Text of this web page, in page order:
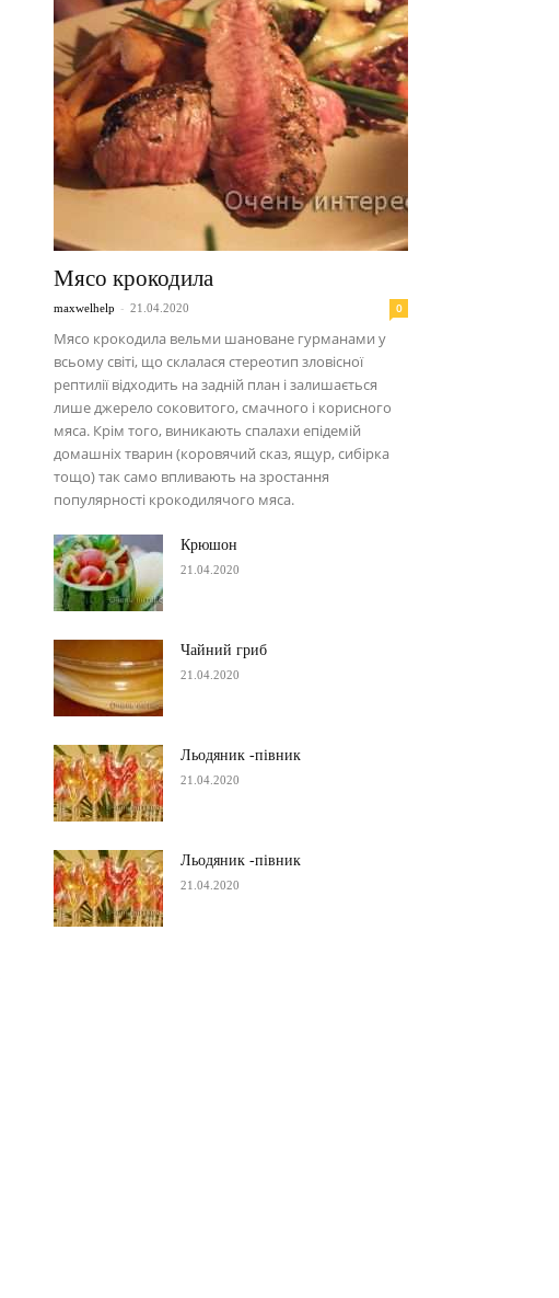
Мясо крокодила
maxwelhelp - 21.04.2020 0
Мясо крокодила вельми шановане гурманами у
всьому світі, що склалася стереотип зловісної
рептилії відходить на задній план і залишається
лише джерело соковитого, смачного і корисного
мяса. Крім того, виникають спалахи епідемій
домашніх тварин (коровячий сказ, ящур, сибірка
тощо) так само впливають на зростання
популярності крокодилячого мяса.
Крюшон
21.04.2020
Чайний гриб
21.04.2020
Льодяник -півник
21.04.2020
Льодяник -півник
21.04.2020